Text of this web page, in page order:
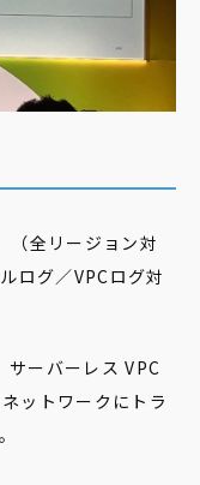
全リージョン対
ログ／VPCログ対
ーバーレス VPC
ットワークにトラ